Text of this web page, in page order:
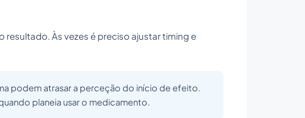
resultado. Às vezes é preciso ajustar timing e
podem atrasar a perceção do início de efeito.
planeia usar o medicamento.